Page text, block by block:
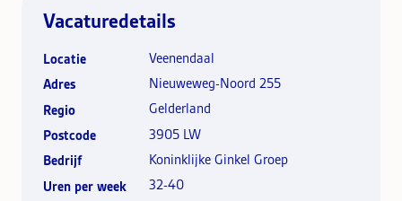
Vacaturedetails
Locatie
Veenendaal
Adres
Nieuweweg-Noord 255
Regio
Gelderland
Postcode
3905 LW
Bedrijf
Koninklijke Ginkel Groep
Uren per week
32-40